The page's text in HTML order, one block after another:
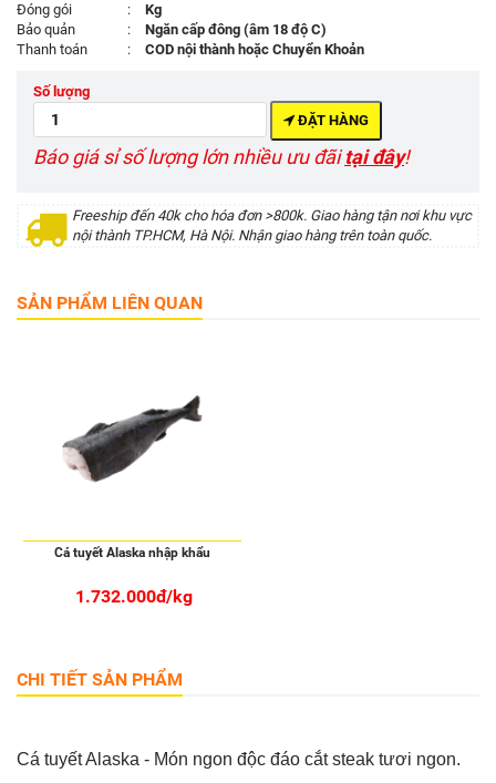
Đóng gói
:
Kg
Bảo quản
:
Ngăn cấp đông (âm 18 độ C)
Thanh toán
: COD nội thành hoặc Chuyển Khoản
Số lượng
ĐẶT HÀNG
Báo giá sỉ số lượng lớn nhiều ưu đãitại đây!
Freeship đến 40k cho hóa đơn >800k. Giao hàng tận nơi khu vực
nội thành TP.HCM, Hà Nội. Nhận giao hàng trên toàn quốc.
SẢN PHẨM LIÊN QUAN
Cá tuyết Alaska nhập khẩu
1.732.000đ/kg
CHI TIẾT SẢN PHẨM
Cá tuyết Alaska - Món ngon độc đáo cắt steak tươi ngon.